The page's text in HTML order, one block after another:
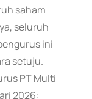
saham
seluruh
ini
setuju.
PT Multi
2026: